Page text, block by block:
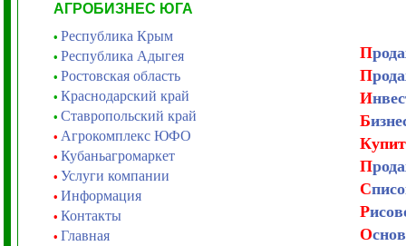
АГРОБИЗНЕС ЮГА
• Республика Крым
• Республика Адыгея
• Ростовская область
• Краснодарский край
• Ставропольский край
• Агрокомплекс ЮФО
• Кубаньагромаркет
• Услуги компании
• Информация
• Контакты
• Главная
П
П
И
Б
П
С
Р
О